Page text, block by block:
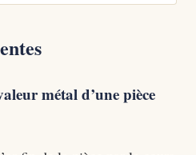
métal d’une pièce